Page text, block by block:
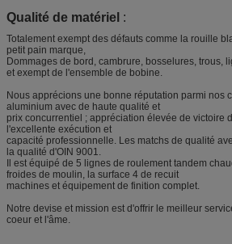
Qualité de matériel :
Totalement exempt des défauts comme la rouille
petit pain marque,
Dommages de bord, cambrure, bosselures, trous,
et exempt de l'ensemble de bobine.
Nous apprécions une bonne réputation parmi nos
aluminium avec de haute qualité et
prix concurrentiel ; appréciation élevée de victoire
l'excellente exécution et
capacité professionnelle. Les matchs de qualité
la qualité d'OIN 9001.
Il est équipé de 5 lignes de roulement tandem
froides de moulin, la surface 4 de recuit
machines et équipement de finition complet.
Notre devise et mission est d'offrir le meilleur
coeur et l'âme.